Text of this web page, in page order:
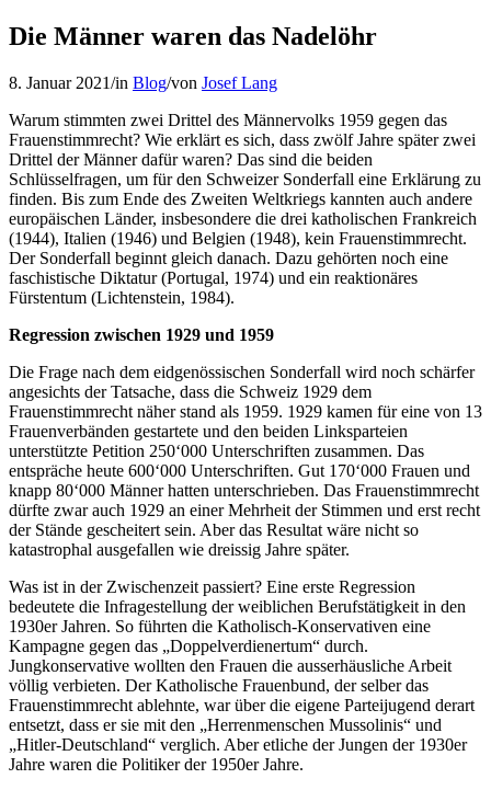
Die Männer waren das Nadelöhr
8. Januar 2021/in Blog/von Josef Lang
Warum stimmten zwei Drittel des Männervolks 1959 gegen das
Frauenstimmrecht? Wie erklärt es sich, dass zwölf Jahre später zwei
Drittel der Männer dafür waren? Das sind die beiden
Schlüsselfragen, um für den Schweizer Sonderfall eine Erklärung zu
finden. Bis zum Ende des Zweiten Weltkriegs kannten auch andere
europäischen Länder, insbesondere die drei katholischen Frankreich
(1944), Italien (1946) und Belgien (1948), kein Frauenstimmrecht.
Der Sonderfall beginnt gleich danach. Dazu gehörten noch eine
faschistische Diktatur (Portugal, 1974) und ein reaktionäres
Fürstentum (Lichtenstein, 1984).
Regression zwischen 1929 und 1959
Die Frage nach dem eidgenössischen Sonderfall wird noch schärfer
angesichts der Tatsache, dass die Schweiz 1929 dem
Frauenstimmrecht näher stand als 1959. 1929 kamen für eine von 13
Frauenverbänden gestartete und den beiden Linksparteien
unterstützte Petition 250‘000 Unterschriften zusammen. Das
entspräche heute 600‘000 Unterschriften. Gut 170‘000 Frauen und
knapp 80‘000 Männer hatten unterschrieben. Das Frauenstimmrecht
dürfte zwar auch 1929 an einer Mehrheit der Stimmen und erst recht
der Stände gescheitert sein. Aber das Resultat wäre nicht so
katastrophal ausgefallen wie dreissig Jahre später.
Was ist in der Zwischenzeit passiert? Eine erste Regression
bedeutete die Infragestellung der weiblichen Berufstätigkeit in den
1930er Jahren. So führten die Katholisch-Konservativen eine
Kampagne gegen das „Doppelverdienertum“ durch.
Jungkonservative wollten den Frauen die ausserhäusliche Arbeit
völlig verbieten. Der Katholische Frauenbund, der selber das
Frauenstimmrecht ablehnte, war über die eigene Parteijugend derart
entsetzt, dass er sie mit den „Herrenmenschen Mussolinis“ und
„Hitler-Deutschland“ verglich. Aber etliche der Jungen der 1930er
Jahre waren die Politiker der 1950er Jahre.